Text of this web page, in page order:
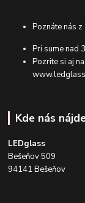
Poznáte nás
Pri sume
Pozrite si aj
Kde nás
LEDglass
Bešeňov 509
94141 Bešeňov